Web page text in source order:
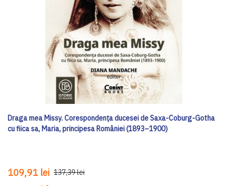
Draga mea Missy. Corespondența ducesei de Saxa-Coburg-Gotha
cu fiica sa, Maria, principesa României (1893–1900)
109,91 lei 137,39 lei